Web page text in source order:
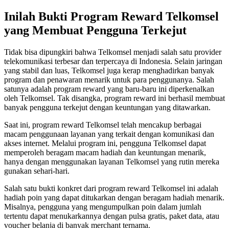
Inilah Bukti Program Reward Telkomsel
yang Membuat Pengguna Terkejut
Tidak bisa dipungkiri bahwa Telkomsel menjadi salah satu provider
telekomunikasi terbesar dan terpercaya di Indonesia. Selain jaringan
yang stabil dan luas, Telkomsel juga kerap menghadirkan banyak
program dan penawaran menarik untuk para penggunanya. Salah
satunya adalah program reward yang baru-baru ini diperkenalkan
oleh Telkomsel. Tak disangka, program reward ini berhasil membuat
banyak pengguna terkejut dengan keuntungan yang ditawarkan.
Saat ini, program reward Telkomsel telah mencakup berbagai
macam penggunaan layanan yang terkait dengan komunikasi dan
akses internet. Melalui program ini, pengguna Telkomsel dapat
memperoleh beragam macam hadiah dan keuntungan menarik,
hanya dengan menggunakan layanan Telkomsel yang rutin mereka
gunakan sehari-hari.
Salah satu bukti konkret dari program reward Telkomsel ini adalah
hadiah poin yang dapat ditukarkan dengan beragam hadiah menarik.
Misalnya, pengguna yang mengumpulkan poin dalam jumlah
tertentu dapat menukarkannya dengan pulsa gratis, paket data, atau
voucher belanja di banyak merchant ternama.